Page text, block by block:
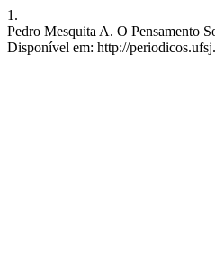
1.
Pedro Mesquita A. O Pensamento
Disponível em: http://